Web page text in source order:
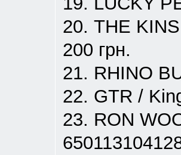
20. THE
200 грн.
21. RHINO
22. GTR /
23. RON